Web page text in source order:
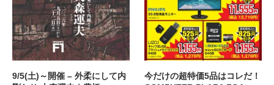
9/5(土)～開催 – 外柔にして内
今だけの超特価5品はコレだ！